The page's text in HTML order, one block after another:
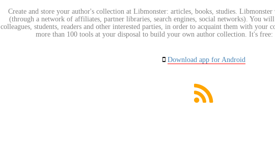
Create and store your author's collection at Libmonster: articles, books, studies.
(through a network of affiliates, partner libraries, search engines, social networks). You
colleagues, students, readers and other interested parties, in order to acquaint them with your
more than 100 tools at your disposal to build your own author collection. It's
Download app for Android